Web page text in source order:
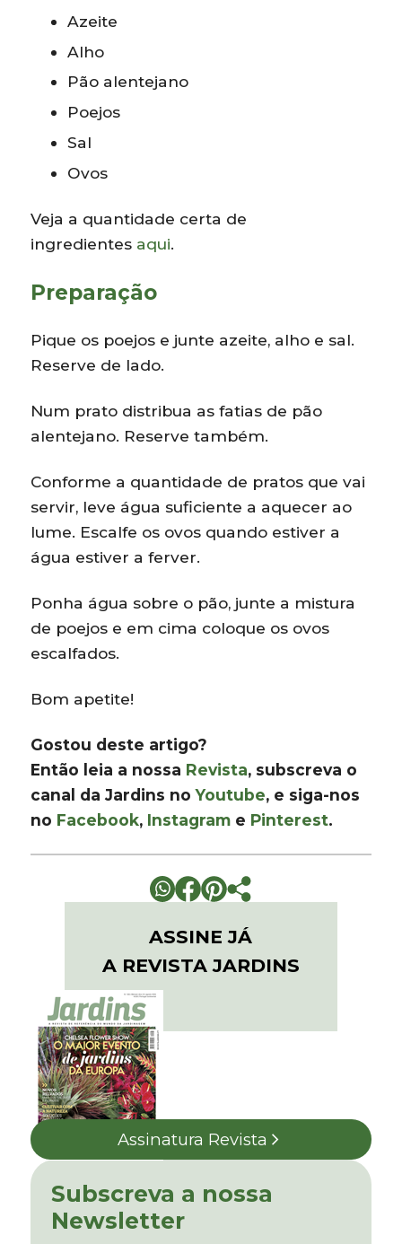
Azeite
Alho
Pão alentejano
Poejos
Sal
Ovos
Veja a quantidade certa de
ingredientes aqui.
Preparação
Pique os poejos e junte azeite, alho e sal.
Reserve de lado.
Num prato distribua as fatias de pão
alentejano. Reserve também.
Conforme a quantidade de pratos que vai
servir, leve água suficiente a aquecer ao
lume. Escalfe os ovos quando estiver a
água estiver a ferver.
Ponha água sobre o pão, junte a mistura
de poejos e em cima coloque os ovos
escalfados.
Bom apetite!
Gostou deste artigo?
Então leia a nossa Revista, subscreva o
canal da Jardins noYoutube, e siga-nos
no Facebook, Instagram e Pinterest.
ASSINE JÁ
A REVISTA JARDINS
Assinatura Revista
Subscreva a nossa
Newsletter